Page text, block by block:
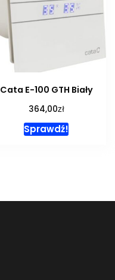
Cata E-100 GTH Biały
364,00zł
Sprawdź!